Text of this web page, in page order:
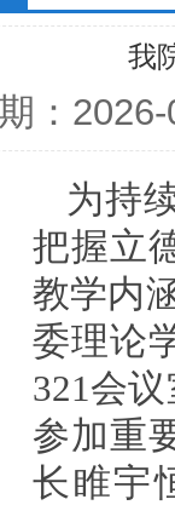
我
期：
为持
把握立
教学内
委理论
321会
参加重
长睢宇